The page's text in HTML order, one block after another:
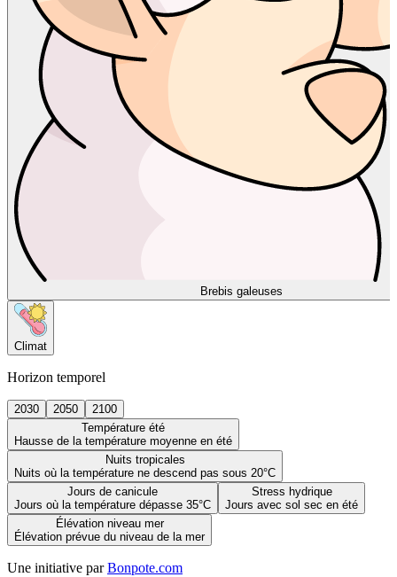
Brebis galeuses
Climat
Horizon temporel
2030 2050
2100
Température été
Hausse de la température moyenne en été
Nuits tropicales
Nuits où la température ne descend pas sous 20°C
Jours de canicule
Jours où la température dépasse 35°C
Stress hydrique
Jours avec sol sec en été
Élévation niveau mer
Élévation prévue du niveau de la mer
Une initiative par Bonpote.com